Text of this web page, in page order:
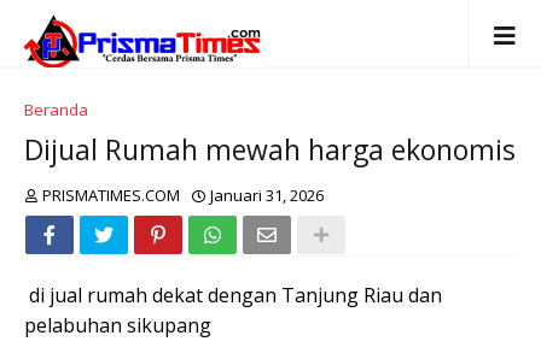
Beranda
Dijual Rumah mewah harga ekonomis
PRISMATIMES.COM Januari 31, 2026
di jual rumah dekat dengan Tanjung Riau dan
pelabuhan sikupang